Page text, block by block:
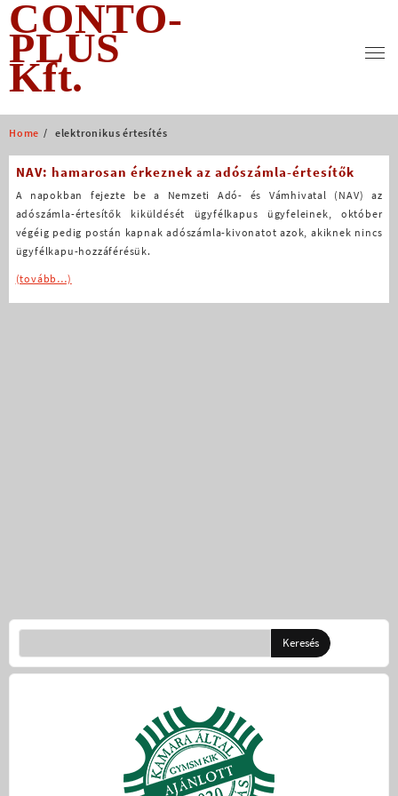
Skip
content
CONTO-
PLUS
Kft.
Home elektronikus értesítés
NAV: hamarosan érkeznek az adószámla-értesítők
A napokban fejezte be a Nemzeti Adó- és Vámhivatal (NAV) az
adószámla-értesítők kiküldését ügyfélkapus ügyfeleinek, október
végéig pedig postán kapnak adószámla-kivonatot azok, akiknek nincs
ügyfélkapu-hozzáférésük.
(tovább…)